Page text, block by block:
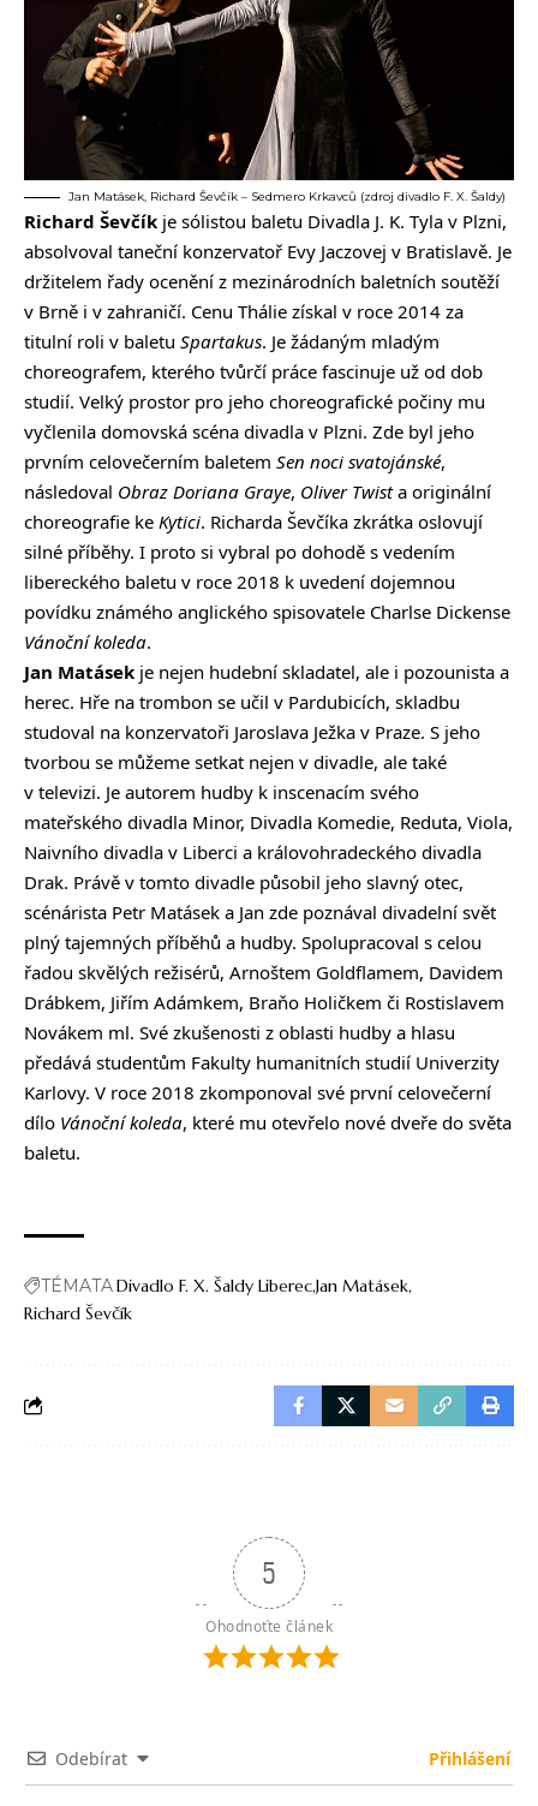
Jan Matásek, Richard Ševčík – Sedmero Krkavců (zdroj divadlo F. X. Šaldy)
Richard Ševčík je sólistou baletu Divadla J. K. Tyla v Plzni,
absolvoval taneční konzervatoř Evy Jaczovej v Bratislavě. Je
držitelem řady ocenění z mezinárodních baletních soutěží
v Brně i v zahraničí. Cenu Thálie získal v roce 2014 za
titulní roli v baletu Spartakus. Je žádaným mladým
choreografem, kterého tvůrčí práce fascinuje už od dob
studií. Velký prostor pro jeho choreografické počiny mu
vyčlenila domovská scéna divadla v Plzni. Zde byl jeho
prvním celovečerním baletem Sen noci svatojánské,
následoval Obraz Doriana Graye, Oliver Twista originální
choreografie ke Kytici. Richarda Ševčíka zkrátka oslovují
silné příběhy. I proto si vybral po dohodě s vedením
libereckého baletu v roce 2018 k uvedení dojemnou
povídku známého anglického spisovatele Charlse Dickense
Vánoční koleda.
Jan Matásek je nejen hudební skladatel, ale i pozounista a
herec. Hře na trombon se učil v Pardubicích, skladbu
studoval na konzervatoři Jaroslava Ježka v Praze. S jeho
tvorbou se můžeme setkat nejen v divadle, ale také
v televizi. Je autorem hudby k inscenacím svého
mateřského divadla Minor, Divadla Komedie, Reduta, Viola,
Naivního divadla v Liberci a královohradeckého divadla
Drak. Právě v tomto divadle působil jeho slavný otec,
scénárista Petr Matásek a Jan zde poznával divadelní svět
plný tajemných příběhů a hudby. Spolupracoval s celou
řadou skvělých režisérů, Arnoštem Goldflamem, Davidem
Drábkem, Jiřím Adámkem, Braňo Holičkem či Rostislavem
Novákem ml. Své zkušenosti z oblasti hudby a hlasu
předává studentům Fakulty humanitních studií Univerzity
Karlovy. V roce 2018 zkomponoval své první celovečerní
dílo Vánoční koleda, které mu otevřelo nové dveře do světa
baletu.
TÉMATADivadlo F. X. Šaldy LiberecJan Matásek
Richard Ševčík
5
Ohodnoťte článek
Odebírat Přihlášení